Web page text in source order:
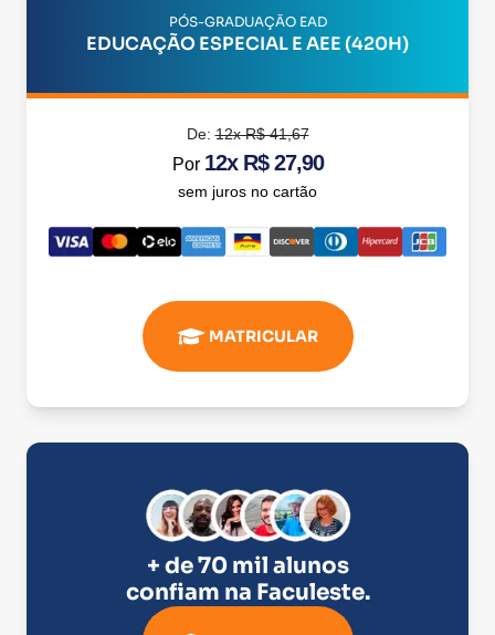
PÓS-GRADUAÇÃO EAD
EDUCAÇÃO ESPECIAL E AEE (420H)
De:12x R$ 41,67
Por 12x R$ 27,90
sem juros no cartão
MATRICULAR
+ de 70 mil alunos
confiam na Faculeste.